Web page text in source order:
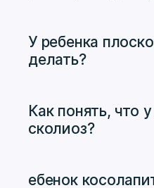
У ребенка
делать?
формируется
годам стопа остается
коррекция:
Упражнения (ходьба
Как понять, что
сколиоз?
Лопатки
ебенок